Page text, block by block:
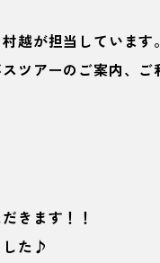
越が担当しています。
ツアーのご案内、ご
きます！！
した♪